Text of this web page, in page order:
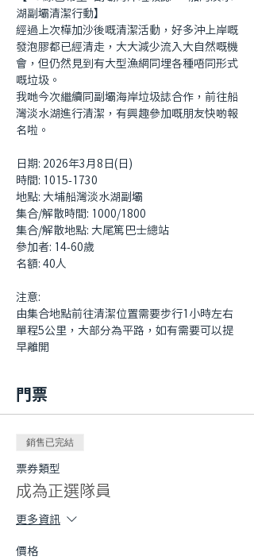
湖副壩清潔行動】
經過上次樺加沙後嘅清潔活動，好多沖上岸嘅
發泡膠都已經清走，大大減少流入大自然嘅機
會，但仍然見到有大型漁網同埋各種唔同形式
嘅垃圾。
我哋今次繼續同副壩海岸垃圾誌合作，前往船
灣淡水湖進行清潔，有興趣參加嘅朋友快啲報
名啦。
日期: 2026年3月8日(日)
時間: 1015-1730
地點: 大埔船灣淡水湖副壩
集合/解散時間: 1000/1800
集合/解散地點: 大尾篤巴士總站
參加者: 14-60歲
名額: 40人
注意:
由集合地點前往清潔位置需要步行1小時左右
單程5公里，大部分為平路，如有需要可以提
早離開
門票
銷售已完結
票券類型
成為正選隊員
更多資訊
價格